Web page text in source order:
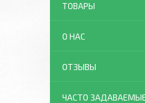
ТОВАРЫ
О НАС
ОТЗЫВЫ
ЧАСТО